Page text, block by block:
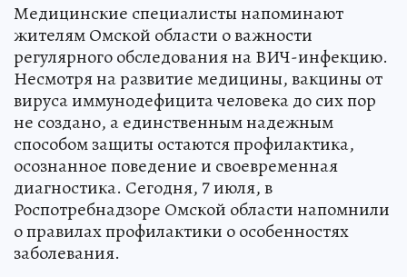
Медицинские специалисты напоминают
жителям Омской области о важности
регулярного обследования на ВИЧ-инфекцию.
Несмотря на развитие медицины, вакцины от
вируса иммунодефицита человека до сих пор
не создано, а единственным надежным
способом защиты остаются профилактика,
осознанное поведение и своевременная
диагностика. Сегодня, 7 июля, в
Роспотребнадзоре Омской области напомнили
о правилах профилактики о особенностях
заболевания.